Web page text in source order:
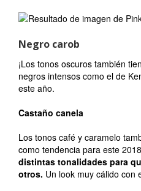
Negro carob
¡Los tonos oscuros también
negros intensos como el de
este año.
Castaño canela
Los tonos café y caramelo
como tendencia para este
distintas tonalidades para
otros. Un look muy cálido con